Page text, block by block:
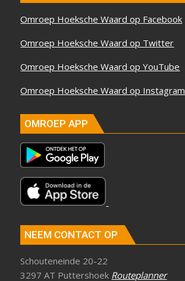
Omroep Hoeksche Waard op Facebook
Omroep Hoeksche Waard op Twitter
Omroep Hoeksche Waard op YouTube
Omroep Hoeksche Waard op Instagram
OMROEP APP
NEEM CONTACT OP
Schouteneinde 20-22
3297 AT Puttershoek Routeplanner